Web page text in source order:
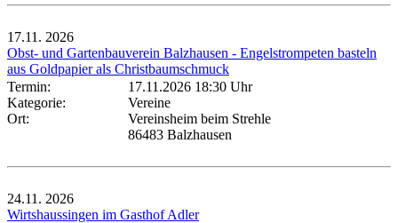
17.11. 2026
Obst- und Gartenbauverein Balzhausen - Engelstrompeten basteln
aus Goldpapier als Christbaumschmuck
Termin:
17.11.2026 18:30 Uhr
Kategorie:
Vereine
Ort:
Vereinsheim beim Strehle
86483 Balzhausen
24.11. 2026
Wirtshaussingen im Gasthof Adler